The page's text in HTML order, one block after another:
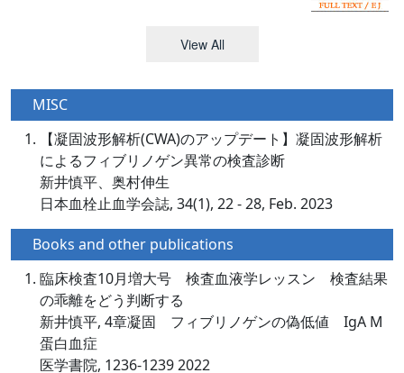
View All
MISC
【凝固波形解析(CWA)のアップデート】凝固波形解析
によるフィブリノゲン異常の検査診断
新井慎平、奥村伸生
日本血栓止血学会誌, 34(1), 22 - 28, Feb. 2023
Books and other publications
臨床検査10月増大号 検査血液学レッスン 検査結果
の乖離をどう判断する
新井慎平, 4章凝固 フィブリノゲンの偽低値 IgA M
蛋白血症
医学書院, 1236-1239 2022